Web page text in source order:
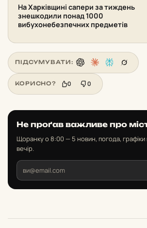
На Харківщині сапери за тиждень
знешкодили понад 1000
вибухонебезпечних предметів
ПІДСУМУВАТИ:
КОРИСНО? 0 0
Не проґав важливе про
Щоранку о 8:00 — 5 новин, погода, графіки
вечір.